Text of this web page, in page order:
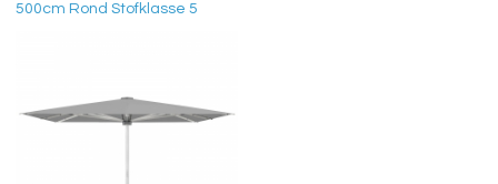
500cm Rond Stofklasse 5